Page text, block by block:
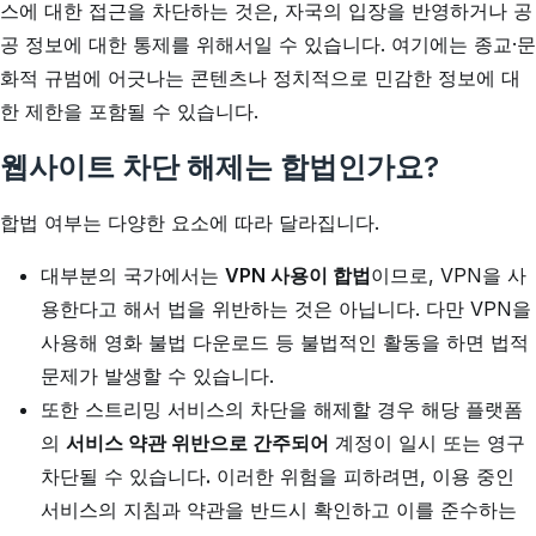
스에 대한 접근을 차단하는 것은, 자국의 입장을 반영하거나 공
공 정보에 대한 통제를 위해서일 수 있습니다. 여기에는 종교·문
화적 규범에 어긋나는 콘텐츠나 정치적으로 민감한 정보에 대
한 제한을 포함될 수 있습니다.
웹사이트 차단 해제는 합법인가요?
합법 여부는 다양한 요소에 따라 달라집니다.
대부분의 국가에서는 VPN 사용이 합법이므로, VPN을 사
용한다고 해서 법을 위반하는 것은 아닙니다. 다만 VPN을
사용해 영화 불법 다운로드 등 불법적인 활동을 하면 법적
문제가 발생할 수 있습니다.
또한 스트리밍 서비스의 차단을 해제할 경우 해당 플랫폼
의 서비스 약관 위반으로 간주되어 계정이 일시 또는 영구
차단될 수 있습니다. 이러한 위험을 피하려면, 이용 중인
서비스의 지침과 약관을 반드시 확인하고 이를 준수하는